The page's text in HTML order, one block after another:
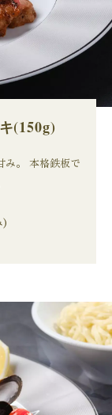
(150g)
。
本格鉄板で
)